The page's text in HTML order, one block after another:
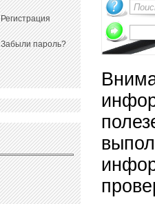
Регистрация
Забыли пароль?